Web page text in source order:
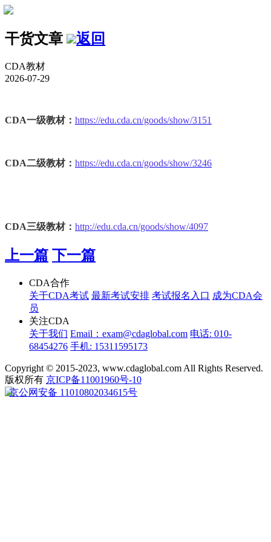
干货文章 返回
CDA教材
2026-07-29
CDA一级教材： https://edu.cda.cn/goods/show/3151
CDA二级教材： https://edu.cda.cn/goods/show/3246
CDA三级教材： http://edu.cda.cn/goods/show/4097
上一篇 下一篇
CDA合作
关于CDA考试 最新考试安排 考试报名入口 成为CDA会
员
关注CDA
关于我们 Email：exam@cdaglobal.com 电话: 010-
68454276 手机: 15311595173
Copyright © 2015-2023, www.cdaglobal.com All Rights Reserved.
版权所有 京ICP备11001960号-10
京公网安备 11010802034615号